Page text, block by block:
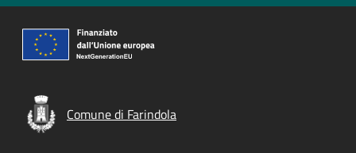
Comune di Farindola